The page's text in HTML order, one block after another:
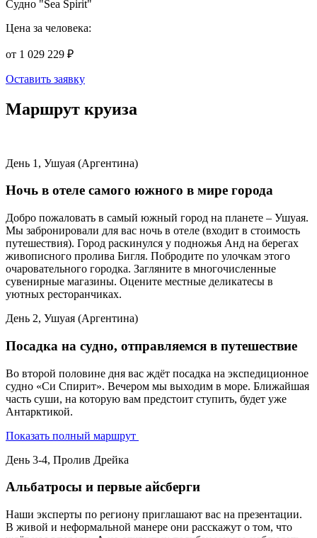
Cудно "Sea Spirit"
Цена за человека:
от 1 029 229 ₽
Оставить заявку
Маршрут круиза
День 1, Ушуая (Аргентина)
Ночь в отеле самого южного в мире города
Добро пожаловать в самый южный город на планете – Ушуая.
Мы забронировали для вас ночь в отеле (входит в стоимость
путешествия). Город раскинулся у подножья Анд на берегах
живописного пролива Бигля. Побродите по улочкам этого
очаровательного городка. Загляните в многочисленные
сувенирные магазины. Оцените местные деликатесы в
уютных ресторанчиках.
День 2, Ушуая (Аргентина)
Посадка на судно, отправляемся в путешествие
Во второй половине дня вас ждёт посадка на экспедиционное
судно «Си Спирит». Вечером мы выходим в море. Ближайшая
часть суши, на которую вам предстоит ступить, будет уже
Антарктикой.
Показать полный маршрут
День 3-4, Пролив Дрейка
Альбатросы и первые айсберги
Наши эксперты по региону приглашают вас на презентации.
В живой и неформальной манере они расскажут о том, что